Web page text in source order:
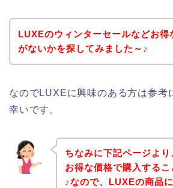
LUXEのウィンターセールなどお得
がないかを探してみました～♪
なのでLUXEに興味のある方は参考
幸いです。
ちなみに下記ページよ
お得な価格で購入する
♪なので、LUXEの商品